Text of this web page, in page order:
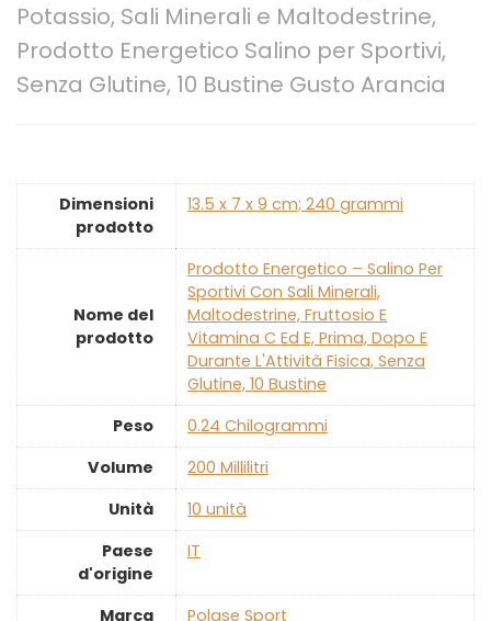
Potassio, Sali Minerali e Maltodestrine,
Prodotto Energetico Salino per Sportivi,
Senza Glutine, 10 Bustine Gusto Arancia
Dimensioni
prodotto
‎13.5 x 7 x 9 cm; 240 grammi
Nome del
prodotto
‎Prodotto Energetico – Salino Per
Sportivi Con Sali Minerali,
Maltodestrine, Fruttosio E
Vitamina C Ed E, Prima, Dopo E
Durante L'Attività Fisica, Senza
Glutine, 10 Bustine
Peso
‎0.24 Chilogrammi
Volume
‎200 Millilitri
Unità
‎10 unità
Paese
d'origine
‎IT
Marca
‎Polase Sport